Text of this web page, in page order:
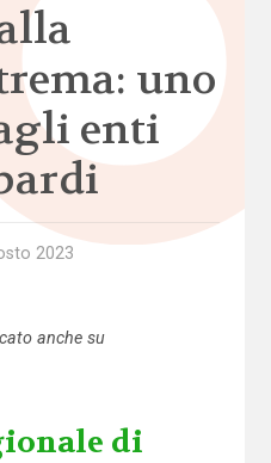
uno
enti
2023
anche su
di